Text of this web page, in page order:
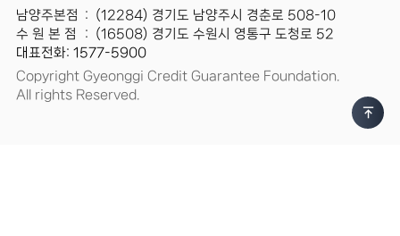
남양주본점
:
(12284) 경기도 남양주시 경춘로 508-10
수 원 본 점
:
(16508) 경기도 수원시 영통구 도청로 52
대표전화: 1577-5900
Copyright Gyeonggi Credit Guarantee Foundation.
All rights Reserved.
상